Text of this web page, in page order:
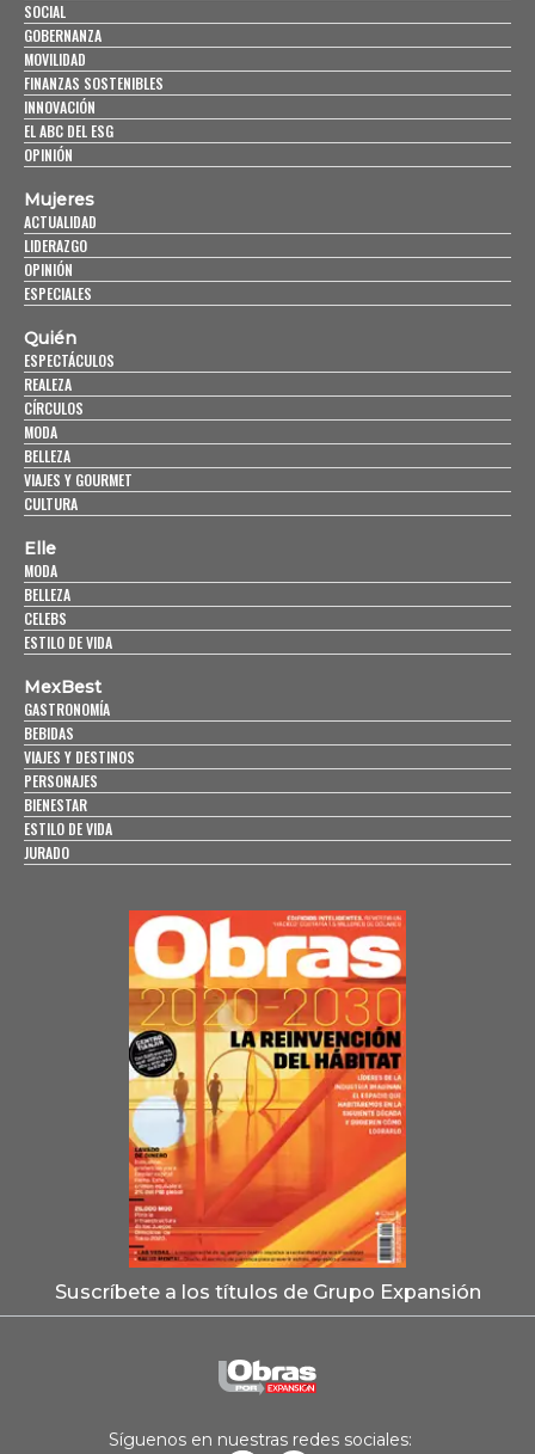
SOCIAL
GOBERNANZA
MOVILIDAD
FINANZAS SOSTENIBLES
INNOVACIÓN
EL ABC DEL ESG
OPINIÓN
Mujeres
ACTUALIDAD
LIDERAZGO
OPINIÓN
ESPECIALES
Quién
ESPECTÁCULOS
REALEZA
CÍRCULOS
MODA
BELLEZA
VIAJES Y GOURMET
CULTURA
Elle
MODA
BELLEZA
CELEBS
ESTILO DE VIDA
MexBest
GASTRONOMÍA
BEBIDAS
VIAJES Y DESTINOS
PERSONAJES
BIENESTAR
ESTILO DE VIDA
JURADO
Suscríbete a los títulos de Grupo Expansión
Síguenos en nuestras redes sociales: